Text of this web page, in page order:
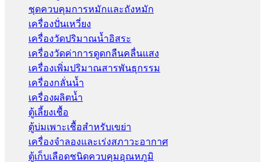
ชุดควบคุมการหมักและถังหมัก
เครื่องปั่นเหวี่ยง
เครื่องวัดปริมาณน้ำอิสระ
เครื่องวัดค่าการดูดกลืนคลื่นแสง
เครื่องเพิ่มปริมาณสารพันธุกรรม
เครื่องกลั่นน้ำ
เครื่องผลิตน้ำ
ตู้เลี้ยงเชื้อ
ตู้บ่มเพาะเชื้อสำหรับเขย่า
เครื่องจำลองและเร่งสภาวะอากาศ
ตู้เก็บเลือดชนิดควบคุมอุณหภูมิ